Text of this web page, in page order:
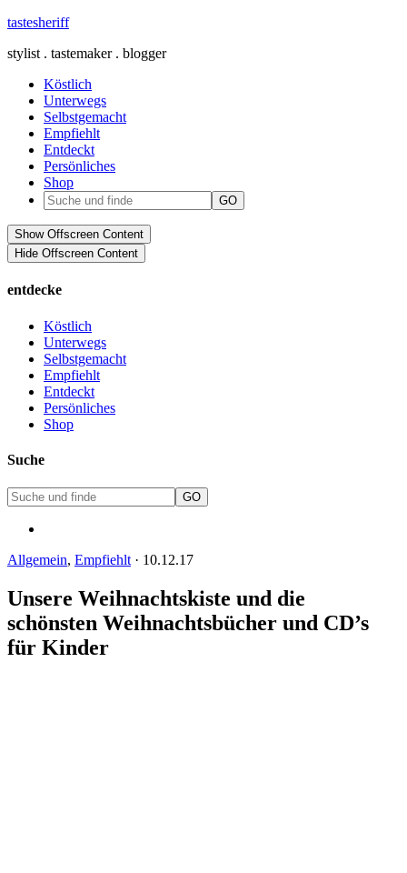
tastesheriff
stylist . tastemaker . blogger
Köstlich
Unterwegs
Selbstgemacht
Empfiehlt
Entdeckt
Persönliches
Shop
Show Offscreen Content
Hide Offscreen Content
entdecke
Köstlich
Unterwegs
Selbstgemacht
Empfiehlt
Entdeckt
Persönliches
Shop
Suche
Allgemein, Empfiehlt · 10.12.17
Unsere Weihnachtskiste und die
schönsten Weihnachtsbücher und CD’s
für Kinder